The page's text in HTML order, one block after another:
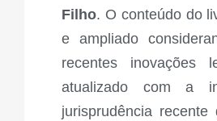
Filho. O conteúdo do
e ampliado
recentes inovações
atualizado com a
jurisprudência recente